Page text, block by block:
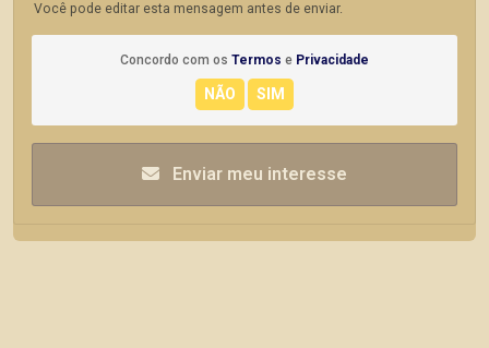
Você pode editar esta mensagem antes de enviar.
Concordo com os Termos e Privacidade
Enviar meu interesse